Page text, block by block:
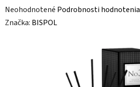
Priemerné
hodnotenie
Neohodnotené Podrobnosti hodnotenia
Značka: BISPOL